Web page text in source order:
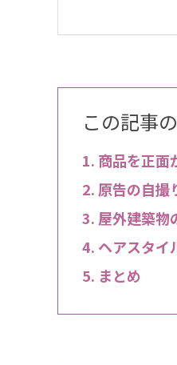
この記事
商品を正面
原告の自撮
屋外建築物
ヘアスタイ
まとめ